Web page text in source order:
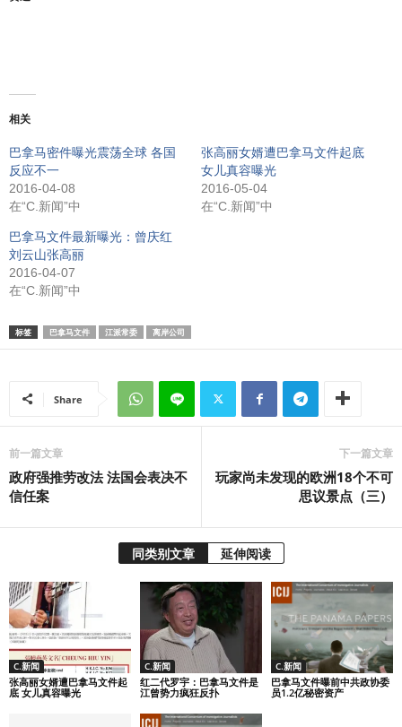
相关
巴拿马密件曝光震荡全球 各国
反应不一
2016-04-08
在“C.新闻”中
张高丽女婿遭巴拿马文件起底
女儿真容曝光
2016-05-04
在“C.新闻”中
巴拿马文件最新曝光：曾庆红
刘云山张高丽
2016-04-07
在“C.新闻”中
标签 巴拿马文件 江派常委 离岸公司
Share
前一篇文章
政府强推劳改法 法国会表决不
信任案
下一篇文章
玩家尚未发现的欧洲18个不可
思议景点（三）
同类别文章 延伸阅读
C.新闻
张高丽女婿遭巴拿马文件起
底 女儿真容曝光
C.新闻
红二代罗宇：巴拿马文件是
江曾势力疯狂反扑
C.新闻
巴拿马文件曝前中共政协委
员1.2亿秘密资产